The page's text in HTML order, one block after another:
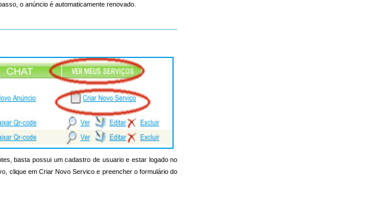
o anúncio é automaticamente renovado.
basta possui um cadastro de usuario e estar logado no
clique em Criar Novo Servico e preencher o formulário do